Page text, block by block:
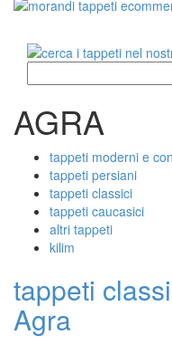
AGRA
tappeti moderni e
tappeti persiani
tappeti classici
tappeti caucasici
altri tappeti
kilim
tappeti
Agra